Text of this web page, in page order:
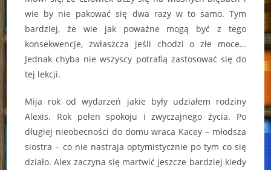
wie by nie pakować się dwa razy w to samo. Tym
bardziej, że wie jak poważne mogą być z tego
konsekwencje, zwłaszcza jeśli chodzi o złe moce…
Jednak chyba nie wszyscy potrafią zastosować się do
tej lekcji.
Mija rok od wydarzeń jakie były udziałem rodziny
Alexis. Rok pełen spokoju i zwyczajnego życia. Po
długiej nieobecności do domu wraca Kacey – młodsza
siostra – co nie nastraja optymistycznie po tym co się
działo. Alex zaczyna się martwić jeszcze bardziej kiedy